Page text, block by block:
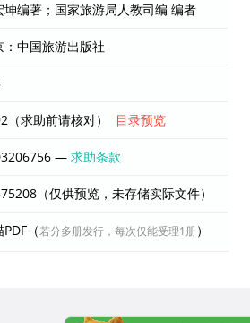
坤编著；国家旅游局人教司编 编者
：中国旅游出版社
（求助前请核对） 目录预览
—求助条款
（仅供预览，未存储实际文件）
PDF（若分多册发行，每次仅能受理1册）